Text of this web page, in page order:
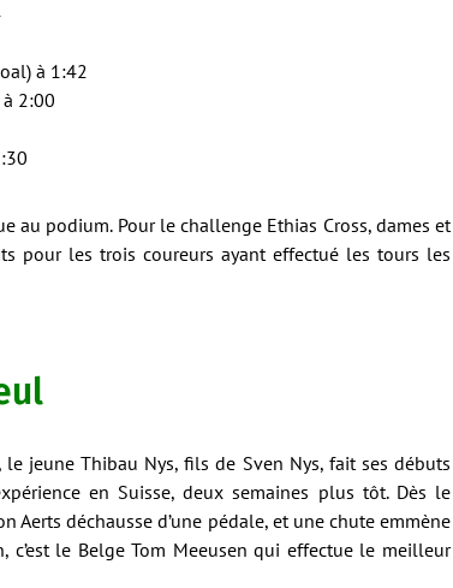
à 1:42
2:00
au podium. Pour le challenge Ethias Cross, dames et
pour les trois coureurs ayant effectué les tours les
jeune Thibau Nys, fils de Sven Nys, fait ses débuts
en Suisse, deux semaines plus tôt. Dès le
Aerts déchausse d’une pédale, et une chute emmène
le Belge Tom Meeusen qui effectue le meilleur